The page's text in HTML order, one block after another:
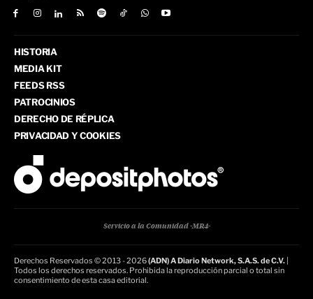
HISTORIA
MEDIA KIT
FEEDS RSS
PATROCINIOS
DERECHO DE RÉPLICA
PRIVACIDAD Y COOKIES
Servicio a la Comunidad -MR4-
Derechos Reservados © 2013 - 2026(ADN) A Diario Network, S.A.S. de C.V.
Todos los derechos reservados. Prohibida la reproducción parcial o total sin
consentimiento de esta casa editorial.